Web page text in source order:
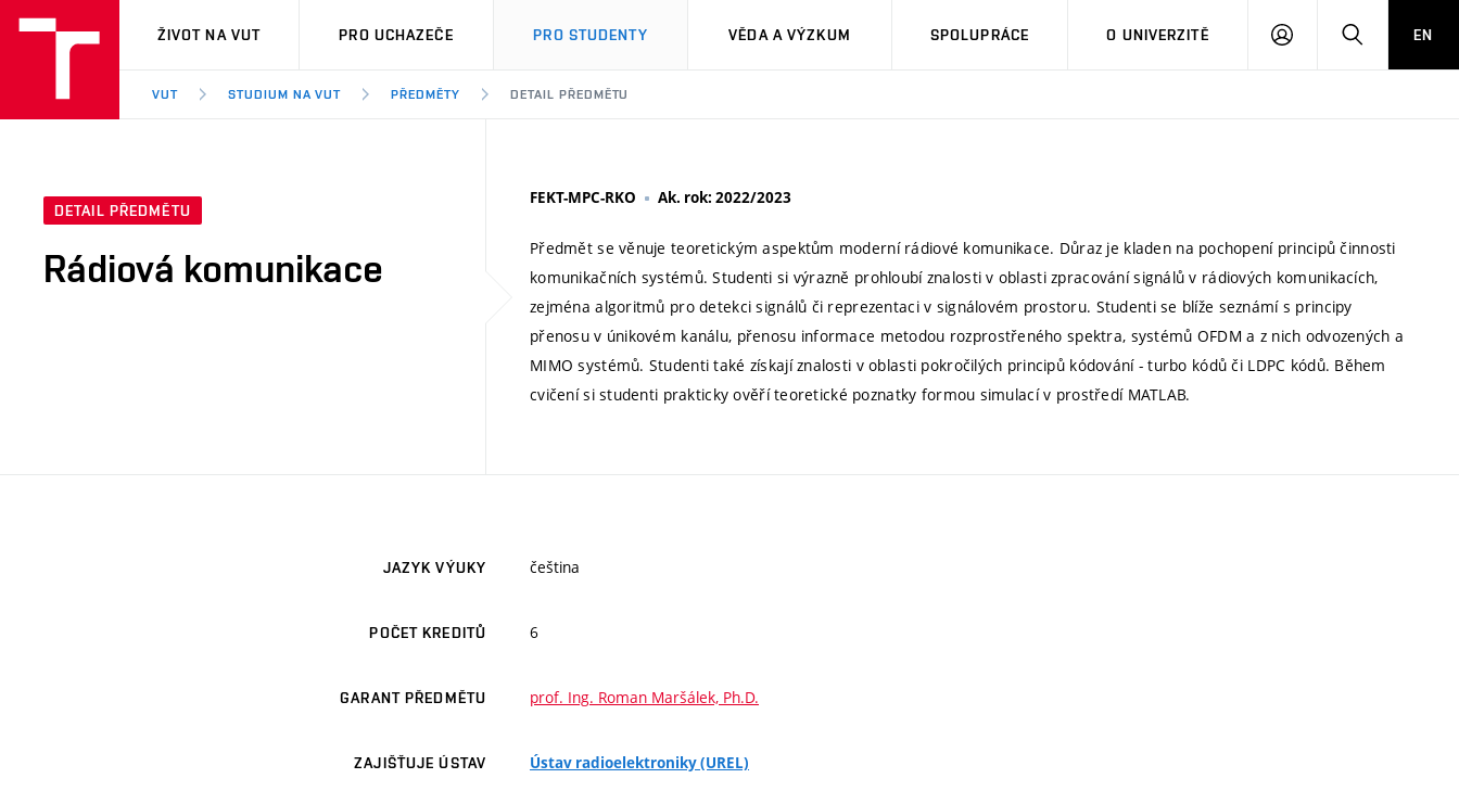
VUT
ŽIVOT NA VUT PRO UCHAZEČE PRO STUDENTY VĚDA A VÝZKUM SPOLUPRÁCE O UNIVERZITĚ
PŘIHLÁSIT HLEDATEN
VUT STUDIUM NA VUT PŘEDMĚTY DETAIL PŘEDMĚTU
DETAIL PŘEDMĚTU
Rádiová komunikace
FEKT-MPC-RKO Ak. rok: 2022/2023
Předmět se věnuje teoretickým aspektům moderní rádiové komunikace. Důraz je kladen na pochopení principů činnosti
komunikačních systémů. Studenti si výrazně prohloubí znalosti v oblasti zpracování signálů v rádiových komunikacích,
zejména algoritmů pro detekci signálů či reprezentaci v signálovém prostoru. Studenti se blíže seznámí s principy
přenosu v únikovém kanálu, přenosu informace metodou rozprostřeného spektra, systémů OFDM a z nich odvozených a
MIMO systémů. Studenti také získají znalosti v oblasti pokročilých principů kódování - turbo kódů či LDPC kódů. Během
cvičení si studenti prakticky ověří teoretické poznatky formou simulací v prostředí MATLAB.
JAZYK VÝUKY čeština
POČET KREDITŮ 6
GARANT PŘEDMĚTU prof. Ing. Roman Maršálek, Ph.D.
ZAJIŠŤUJE ÚSTAV Ústav radioelektroniky (UREL)